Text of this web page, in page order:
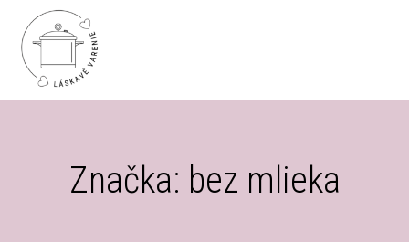
Značka: bez mlieka